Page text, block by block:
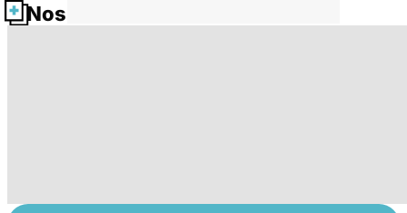
Nos fiches santé